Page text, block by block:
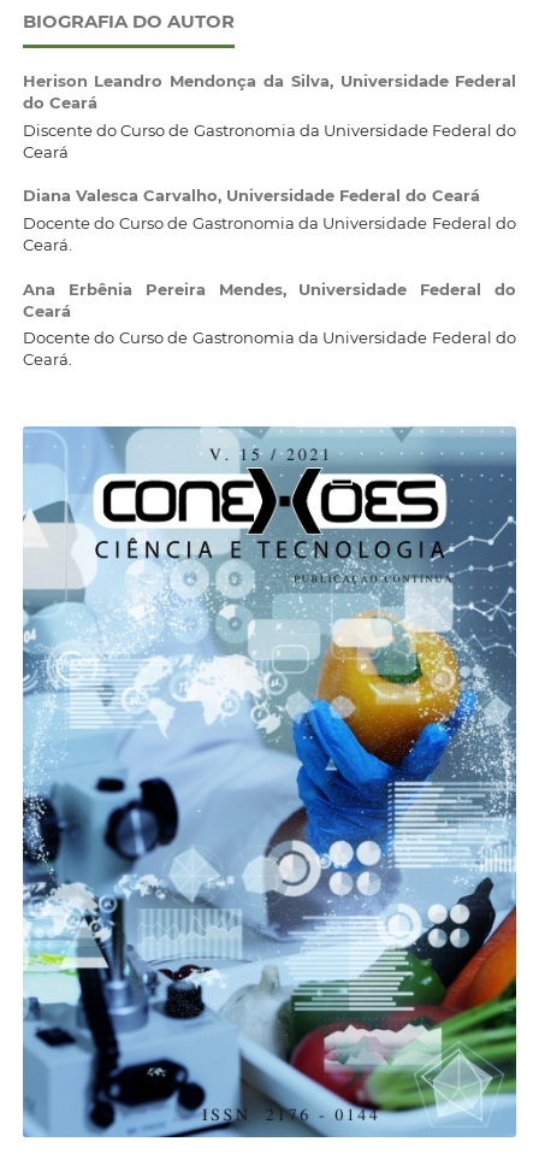
BIOGRAFIA DO AUTOR
Herison Leandro Mendonça da Silva, Universidade Federal
do Ceará
Discente do Curso de Gastronomia da Universidade Federal do
Ceará
Diana Valesca Carvalho, Universidade Federal do Ceará
Docente do Curso de Gastronomia da Universidade Federal do
Ceará.
Ana Erbênia Pereira Mendes, Universidade Federal do
Ceará
Docente do Curso de Gastronomia da Universidade Federal do
Ceará.